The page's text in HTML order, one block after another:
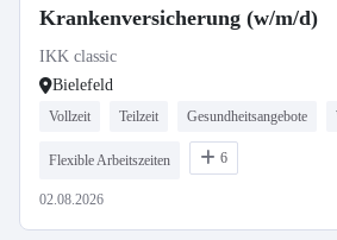
Krankenversicherung (w/m/d)
IKK classic
Bielefeld
Vollzeit Teilzeit Gesundheitsangebote
Flexible Arbeitszeiten 6
02.08.2026